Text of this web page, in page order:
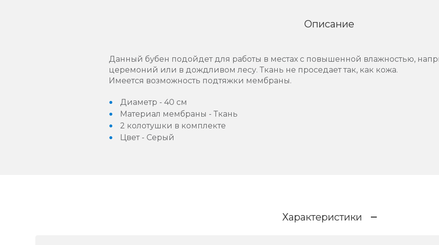
Описание
Данный бубен подойдет для работы в местах с повышенной влажностью,
церемоний или в дождливом лесу. Ткань не проседает так, как кожа.
Имеется возможность подтяжки мембраны.
Диаметр - 40 см
Материал мембраны - Ткань
2 колотушки в комплекте
Цвет - Серый
Характеристики